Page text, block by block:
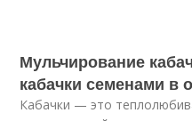
Мульчирование
кабачки семенами в
Кабачки — это